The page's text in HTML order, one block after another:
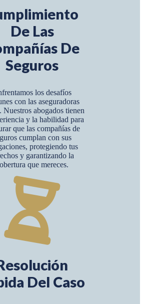
De Las
De
Seguros
los desafíos
con las aseguradoras
Nuestros abogados tienen
y la habilidad para
que las compañías de
cumplan con sus
protegiendo tus
y garantizando la
que mereces.
Del Caso